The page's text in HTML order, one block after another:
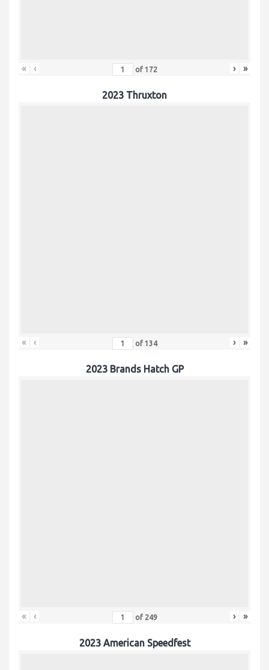
« ‹ of 172 › »
2023 Thruxton
« ‹ of 134 › »
2023 Brands Hatch GP
« ‹ of 249 › »
2023 American Speedfest